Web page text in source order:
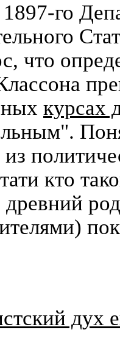
го
что
курсах
из
кто
древний
дух